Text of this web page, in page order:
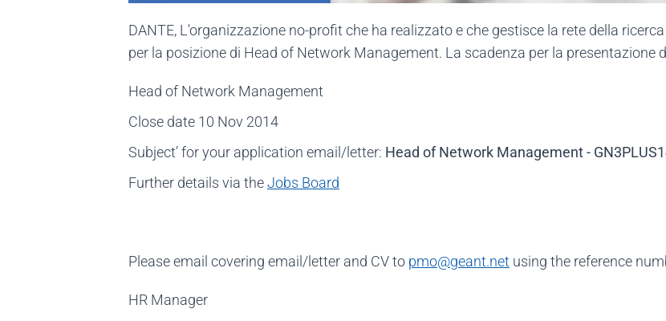
DANTE, L'organizzazione no-profit che ha realizzato e che gestisce la rete della
per la posizione di Head of Network Management. La scadenza per la presentazione
Head of Network Management
Close date 10 Nov 2014
Subject’ for your application email/letter: Head of Network Management -
Further details via theJobs Board
Please email covering email/letter and CV to pmo@geant.net using the reference
HR Manager